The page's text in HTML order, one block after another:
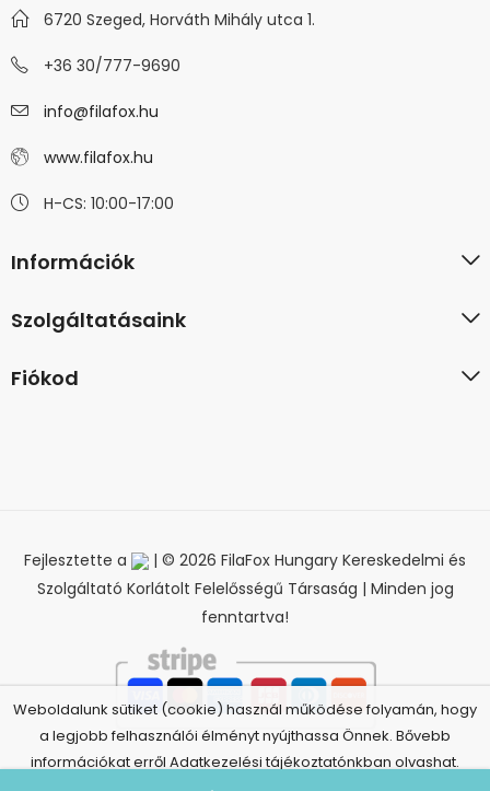
6720 Szeged, Horváth Mihály utca 1.
+36 30/777-9690
info@filafox.hu
www.filafox.hu
H-CS: 10:00-17:00
Információk
Szolgáltatásaink
Fiókod
Fejlesztette a
| © 2026 FilaFox Hungary Kereskedelmi és
Szolgáltató Korlátolt Felelősségű Társaság | Minden jog
fenntartva!
Weboldalunk sütiket (cookie) használ működése folyamán, hogy
a legjobb felhasználói élményt nyújthassa Önnek. Bővebb
információkat erről Adatkezelési tájékoztatónkban olvashat.